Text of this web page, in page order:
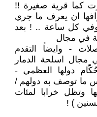
كما قرية صغيرة !!
ان يعرف ما جري
كل ساعة .. ! بعد
في مجال
- وايضاً التقدم
مجال اسلحة الدمار
دولها العظمي -
ما توصف به دولهم /
وتظل خرابا لمئات
) !